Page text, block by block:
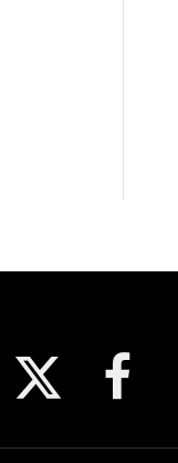
فيسبوك X